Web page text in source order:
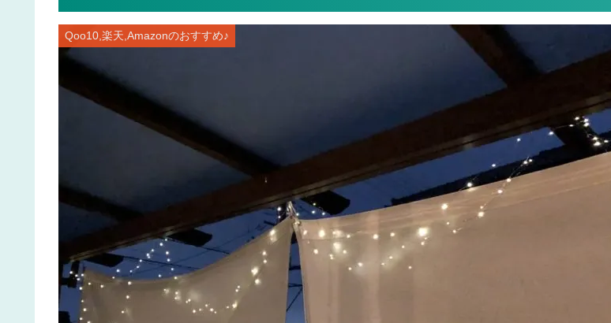
Qoo10,楽天,Amazonのおすすめ♪